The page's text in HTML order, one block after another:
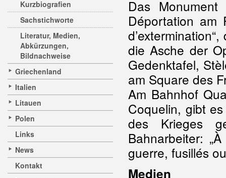
Kurzbiografien
Sachstichworte
Literatur, Medien,
Abkürzungen,
Bildnachweise
Griechenland
Italien
Litauen
Polen
Links
News
Kontakt
Das
Déportation am
die Asche der
Gedenktafel,
am Square des
Am Bahnhof
Coquelin, gibt
des Krieges
Bahnarbeiter:
guerre, fusillés
Medien